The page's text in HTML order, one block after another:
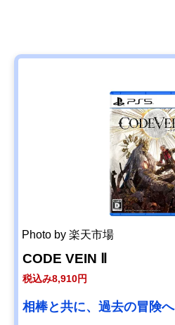
Photo by 楽天市場
CODE VEIN Ⅱ
税込み8,910円
相棒と共に、過去の冒険へ